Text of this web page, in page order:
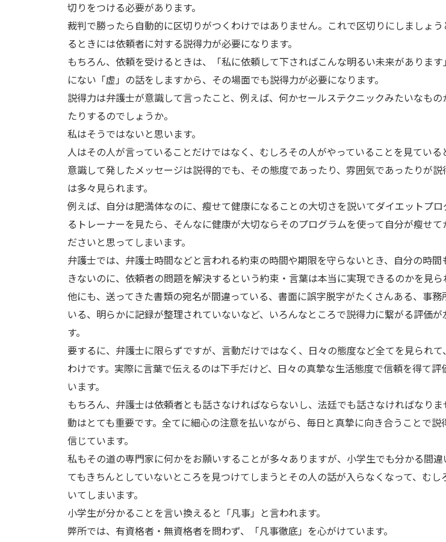
切りをつける必要があります。
裁判で勝ったら自動的に区切りがつくわけではありません。これで区切りにしましょ
るときには依頼者に対する説得力が必要になります。
もちろん、依頼を受けるときは、「私に依頼して下さればこんな明るい未来がありま
にない「虚」の話をしますから、その場面でも説得力が必要になります。
説得力は弁護士が意識して言ったこと、例えば、何かセールステクニックみたいなもの
たりするのでしょうか。
私はそうではないと思います。
人はその人が言っていることだけではなく、むしろその人がやっていることを見ている
意識して発したメッセージは説得的でも、その態度であったり、雰囲気であったりが説
は多々見られます。
例えば、自分は肥満体なのに、瘦せて健康になることの大切さを説いてダイエットプ
るトレーナーを見たら、そんなに健康が大切ならそのプログラムを使って自分が瘦せて
ださいと思ってしまいます。
弁護士では、弁護士時間などと言われる約束の時間や期限を守らないとき、自分の時間
きないのに、依頼者の問題を解決するという約束・言葉は本当に実現できるのかを見ら
他にも、送ってきた書類の宛名が間違っている、書面に誤字脱字がたくさんある、事務
いる、明らかに記録が整理されていないなど、いろんなところで説得力に繋がる評価が
す。
要するに、弁護士に限らずですが、言動だけではなく、日々の態度など全てを見られて
わけです。実際に言葉で伝えるのは下手だけど、日々の真摯な生活態度で信頼を得て評
います。
もちろん、弁護士は依頼者とも話さなければならないし、法廷でも話さなければなり
動はとても重要です。全てに細心の注意を払いながら、毎日と真摯に向き合うことで説
信じています。
私もその道の専門家に何かをお願いすることが多々ありますが、小学生でも分かる間
てもきちんとしていないところを見つけてしまうとその人の話が入らなくなって、むし
いてしまいます。
小学生が分かることを言い換えると「凡事」と言われます。
弊所では、有資格者・無資格者を問わず、「凡事徹底」を心がけています。